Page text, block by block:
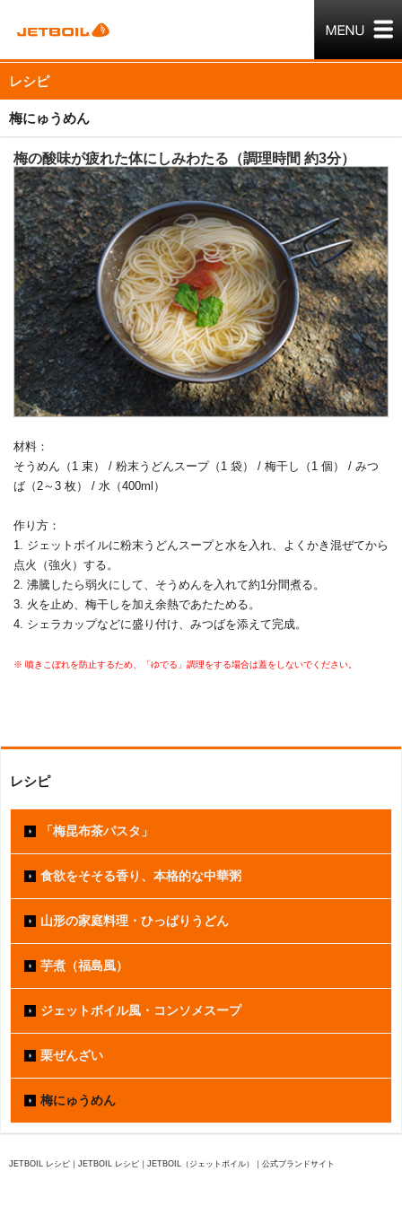
レシピ
梅にゅうめん
梅の酸味が疲れた体にしみわたる（調理時間 約3分）
材料：
そうめん（1 束） / 粉末うどんスープ（1 袋） / 梅干し（1 個） / みつ
ば（2～3 枚） / 水（400ml）
作り方：
1. ジェットボイルに粉末うどんスープと水を入れ、よくかき混ぜてから
点火（強火）する。
2. 沸騰したら弱火にして、そうめんを入れて約1分間煮る。
3. 火を止め、梅干しを加え余熱であたためる。
4. シェラカップなどに盛り付け、みつばを添えて完成。
※ 噴きこぼれを防止するため、「ゆでる」調理をする場合は蓋をしないでください。
レシピ
「梅昆布茶パスタ」
食欲をそそる香り、本格的な中華粥
山形の家庭料理・ひっぱりうどん
芋煮（福島風）
ジェットボイル風・コンソメスープ
栗ぜんざい
梅にゅうめん
JETBOIL レシピ｜JETBOIL レシピ｜JETBOIL（ジェットボイル）｜公式ブランドサイト